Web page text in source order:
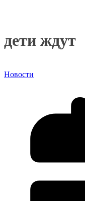
дети ждут
Новости